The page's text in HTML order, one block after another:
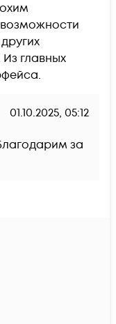
главных
01.10.2025, 05:12
за